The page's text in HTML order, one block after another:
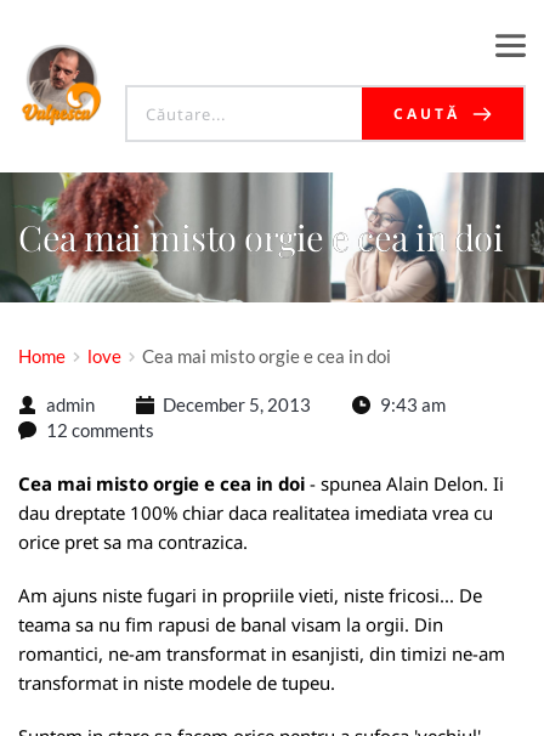
CAUTĂ
Cea mai misto orgie e cea in doi
Home love Cea mai misto orgie e cea in doi
admin December 5, 2013
9:43 am
12 comments
Cea mai misto orgie e cea in doi - spunea Alain Delon. Ii
dau dreptate 100% chiar daca realitatea imediata vrea cu
orice pret sa ma contrazica.
Am ajuns niste fugari in propriile vieti, niste fricosi... De
teama sa nu fim rapusi de banal visam la orgii. Din
romantici, ne-am transformat in esanjisti, din timizi ne-am
transformat in niste modele de tupeu.